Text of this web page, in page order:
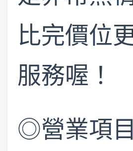
比完價位
服務喔！
​◎營業項